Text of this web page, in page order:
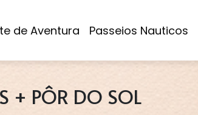
de Aventura Passeios Nauticos
+ PÔR DO SOL